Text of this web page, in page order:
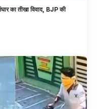
का तीखा विवाद, BJP की